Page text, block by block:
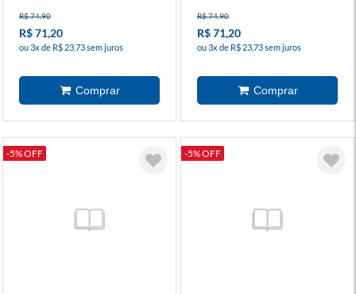
R$ 74,90
R$ 71,20
ou 3x de R$ 23,73 sem juros
R$ 74,90
R$ 71,20
ou 3x de R$ 23,73 sem juros
-5% OFF -5% OFF